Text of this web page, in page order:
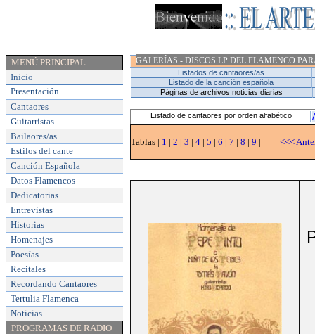
MENÚ PRINCIPAL
Inicio
Presentación
Cantaores
Guitarristas
Bailaores/as
Estilos del cante
Canción Española
Datos Flamencos
Dedicatorias
Entrevistas
Historias
Homenajes
Poesías
Recitales
Recordando Cantaores
Tertulia Flamenca
Noticias
PROGRAMAS DE RADIO
GALERÍAS - DISCOS LP DEL FLAMENCO
Listados de cantaores/as
Listado de la canción española
Páginas de archivos noticias diarias
Listado de cantaores por orden alfabético
Tablas | 1 | 2 | 3 | 4 | 5 | 6 | 7 | 8 | 9 | <<<